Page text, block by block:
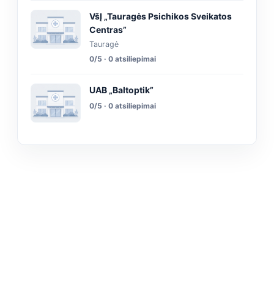
VšĮ „Tauragės Psichikos Sveikatos
Centras”
Tauragė
0/5 · 0 atsiliepimai
UAB „Baltoptik”
0/5 · 0 atsiliepimai